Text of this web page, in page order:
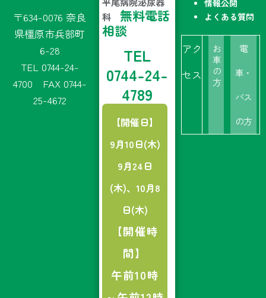
〒634-0076 奈良
県橿原市兵部町
6-28
TEL 0744-24-
4700 FAX 0744-
25-4672
科無料電話
相談
TEL
0744-24-
4789
【開催日】
9月10日(木)
9月24日
(木)、10月8
日(木)
【開催時
間】
午前10時
情報公開
よくある質問
アク
セス
お
車
の
方
電
車・
バス
の方